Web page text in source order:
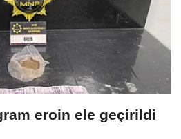
eroin ele geçirildi